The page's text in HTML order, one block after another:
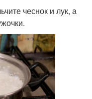
чеснок и лук, а